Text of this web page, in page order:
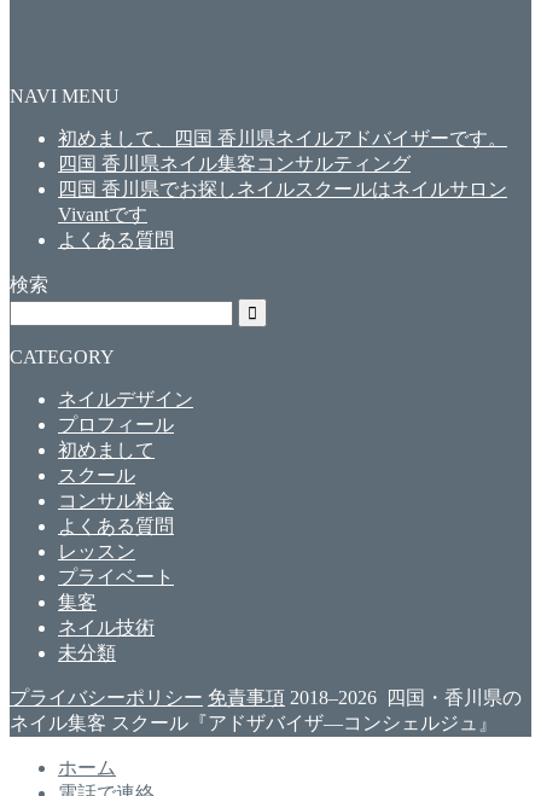
NAVI MENU
初めまして、四国 香川県ネイルアドバイザーです。
四国 香川県ネイル集客コンサルティング
四国 香川県でお探しネイルスクールはネイルサロン
Vivantです
よくある質問
検索
CATEGORY
ネイルデザイン
プロフィール
初めまして
スクール
コンサル料金
よくある質問
レッスン
プライベート
集客
ネイル技術
未分類
プライバシーポリシー 免責事項 2018–2026 四国・香川県の
ネイル集客 スクール『アドザバイザ―コンシェルジュ』
ホーム